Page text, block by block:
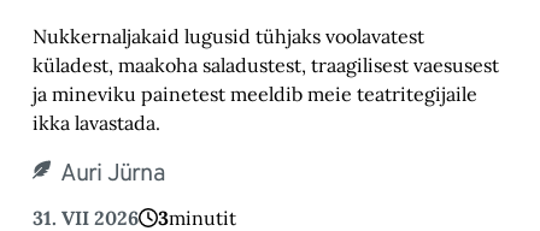
Nukkernaljakaid lugusid tühjaks voolavatest
küladest, maakoha saladustest, traagilisest vaesusest
ja mineviku painetest meeldib meie teatritegijaile
ikka lavastada.
Auri Jürna
31. VII 2026 3minutit